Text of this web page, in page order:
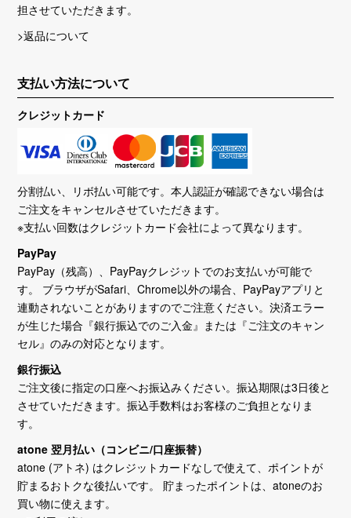
担させていただきます。
>返品について
支払い方法について
クレジットカード
分割払い、リボ払い可能です。本人認証が確認できない場合は
ご注文をキャンセルさせていただきます。
※支払い回数はクレジットカード会社によって異なります。
PayPay
PayPay（残高）、PayPayクレジットでのお支払いが可能で
す。 ブラウザがSafari、Chrome以外の場合、PayPayアプリと
連動されないことがありますのでご注意ください。決済エラー
が生じた場合『銀行振込でのご入金』または『ご注文のキャン
セル』のみの対応となります。
銀行振込
ご注文後に指定の口座へお振込みください。振込期限は3日後と
させていただきます。振込手数料はお客様のご負担となりま
す。
atone 翌月払い（コンビニ/口座振替）
atone (アトネ) はクレジットカードなしで使えて、ポイントが
貯まるおトクな後払いです。 貯まったポイントは、atoneのお
買い物に使えます。